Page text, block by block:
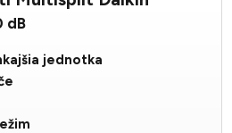
dB
jednotka